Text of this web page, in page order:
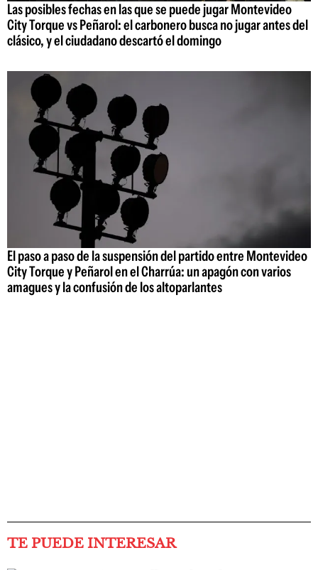
Las posibles fechas en las que se puede jugar Montevideo
City Torque vs Peñarol: el carbonero busca no jugar antes del
clásico, y el ciudadano descartó el domingo
El paso a paso de la suspensión del partido entre Montevideo
City Torque y Peñarol en el Charrúa: un apagón con varios
amagues y la confusión de los altoparlantes
TE PUEDE INTERESAR